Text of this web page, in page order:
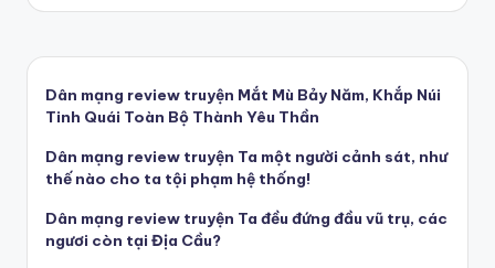
Dân mạng review truyện Mắt Mù Bảy Năm, Khắp Núi
Tinh Quái Toàn Bộ Thành Yêu Thần
Dân mạng review truyện Ta một người cảnh sát, như
thế nào cho ta tội phạm hệ thống!
Dân mạng review truyện Ta đều đứng đầu vũ trụ, các
ngươi còn tại Địa Cầu?